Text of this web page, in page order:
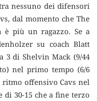
nessuno dei difensori
dal momento che The
più un ragazzo. Se a
su coach Blatt
3 di Shelvin Mack (9/44
nel primo tempo (6/6
offensivo Cavs nel
di 30-15 che a fine terzo